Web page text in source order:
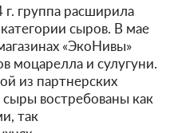
группа расширила
сыров. В мае
«ЭкоНивы»
моцарелла и сулугуни.
из партнерских
востребованы как
так